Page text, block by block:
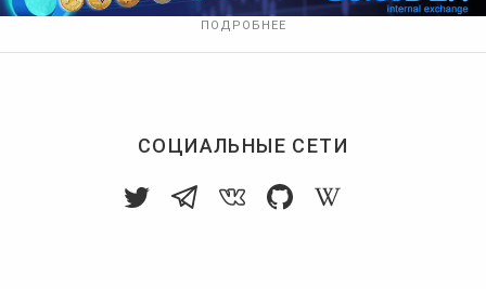
ПОДРОБНЕЕ
СОЦИАЛЬНЫЕ СЕТИ